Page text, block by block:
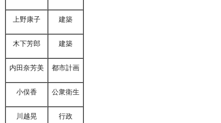
上野康子 建築
木下芳郎 建築
内田奈芳美 都市計画
小俣香 公衆衛生
川越晃 行政